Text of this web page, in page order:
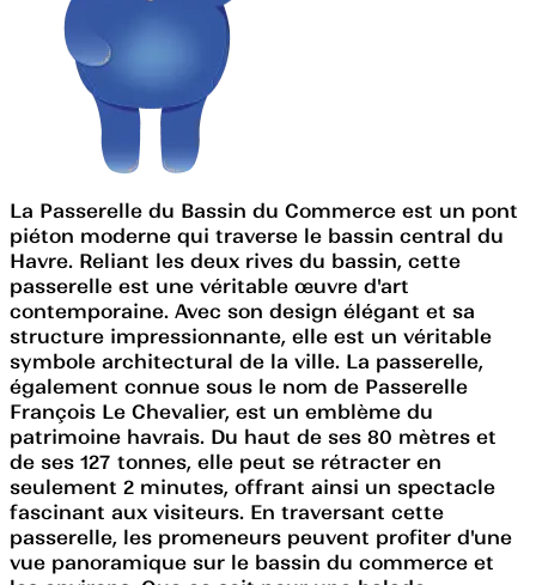
La Passerelle du Bassin du Commerce est un pont
piéton moderne qui traverse le bassin central du
Havre. Reliant les deux rives du bassin, cette
passerelle est une véritable œuvre d'art
contemporaine. Avec son design élégant et sa
structure impressionnante, elle est un véritable
symbole architectural de la ville. La passerelle,
également connue sous le nom de Passerelle
François Le Chevalier, est un emblème du
patrimoine havrais. Du haut de ses 80 mètres et
de ses 127 tonnes, elle peut se rétracter en
seulement 2 minutes, offrant ainsi un spectacle
fascinant aux visiteurs. En traversant cette
passerelle, les promeneurs peuvent profiter d'une
vue panoramique sur le bassin du commerce et